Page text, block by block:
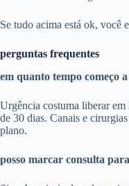
Se tudo acima está ok, você
perguntas frequentes
em quanto tempo começo
Urgência costuma liberar
de 30 dias. Canais e
plano.
posso marcar consulta